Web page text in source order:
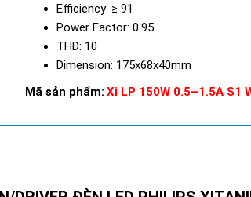
Efficiency: ≥ 91
Power Factor: 0.95
THD: 10
Dimension: 175x68x40mm
Mã sản phẩm: Xi LP 150W 0.5–1.5A S1